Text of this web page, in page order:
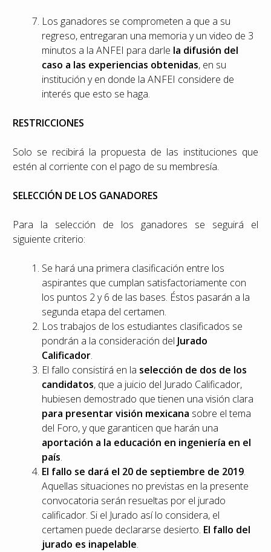
Los ganadores se comprometen a que a su
regreso, entregaran una memoria y un video de 3
minutos a la ANFEI para darle la difusión del
caso a las experiencias obtenidas, en su
institución y en donde la ANFEI considere de
interés que esto se haga.
RESTRICCIONES
Solo se recibirá la propuesta de las instituciones que
estén al corriente con el pago de su membresía.
SELECCIÓN DE LOS GANADORES
Para la selección de los ganadores se seguirá el
siguiente criterio:
Se hará una primera clasificación entre los
aspirantes que cumplan satisfactoriamente con
los puntos 2 y 6 de las bases. Éstos pasarán a la
segunda etapa del certamen.
Los trabajos de los estudiantes clasificados se
pondrán a la consideración del Jurado
Calificador.
El fallo consistirá en la selección de dos de los
candidatos, que a juicio del Jurado Calificador,
hubiesen demostrado que tienen una visión clara
para presentar visión mexicana sobre el tema
del Foro, y que garanticen que harán una
aportación a la educación en ingeniería en el
país.
El fallo se dará el 20 de septiembre de 2019.
Aquellas situaciones no previstas en la presente
convocatoria serán resueltas por el jurado
calificador. Si el Jurado así lo considera, el
certamen puede declararse desierto. El fallo del
jurado es inapelable.